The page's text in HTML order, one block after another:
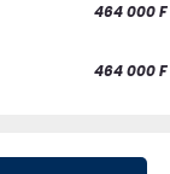
464 000 F
464 000 F